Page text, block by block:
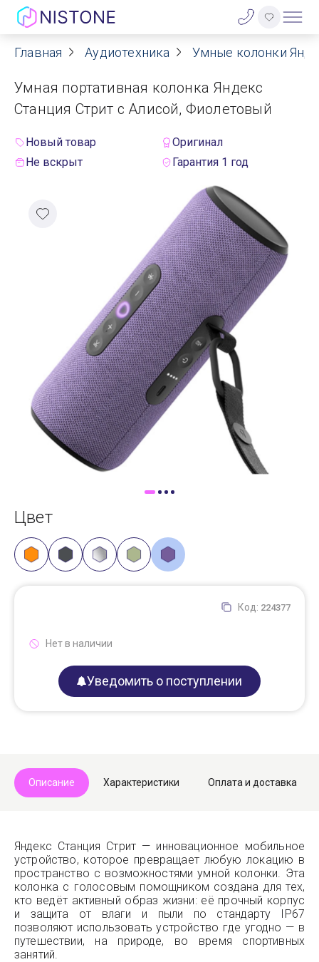
Акции
О нас
Договор оферты
Оплата
Доставка
Самовывоз
Trade-In
Главная Аудиотехника Умные колонки
Умная портативная колонка Яндекс
Станция Стрит с Алисой, Фиолетовый
Новый товар
Оригинал
Не вскрыт
Гарантия 1 год
Цвет
Код: 224377
Нет в наличии
Уведомить о поступлении
Описание Характеристики Оплата и доставка
Яндекс Станция Стрит — инновационное мобильное
устройство, которое превращает любую локацию в
пространство с возможностями умной колонки. Эта
колонка с голосовым помощником создана для тех,
кто ведёт активный образ жизни: её прочный корпус
и защита от влаги и пыли по стандарту IP67
позволяют использовать устройство где угодно — в
путешествии, на природе, во время спортивных
занятий.